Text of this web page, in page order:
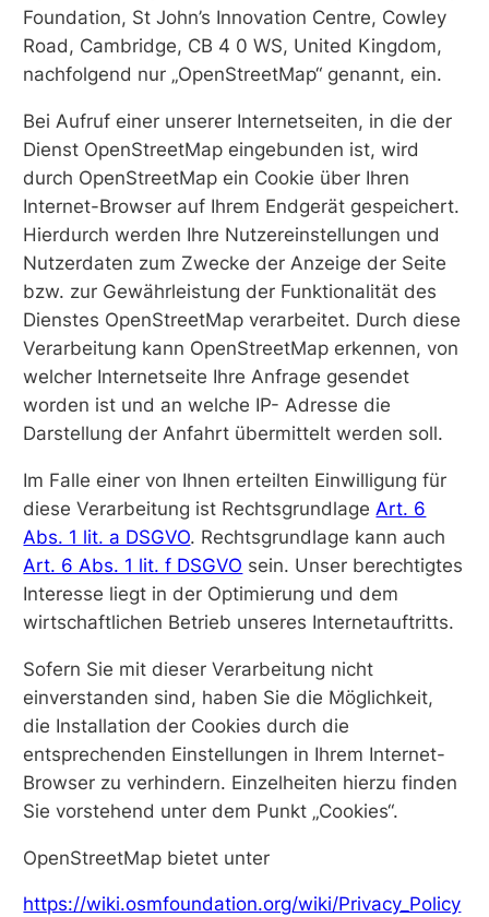
Foundation, St John’s Innovation Centre, Cowley
Road, Cambridge, CB 4 0 WS, United Kingdom,
nachfolgend nur „OpenStreetMap“ genannt, ein.
Bei Aufruf einer unserer Internetseiten, in die der
Dienst OpenStreetMap eingebunden ist, wird
durch OpenStreetMap ein Cookie über Ihren
Internet-Browser auf Ihrem Endgerät gespeichert.
Hierdurch werden Ihre Nutzereinstellungen und
Nutzerdaten zum Zwecke der Anzeige der Seite
bzw. zur Gewährleistung der Funktionalität des
Dienstes OpenStreetMap verarbeitet. Durch diese
Verarbeitung kann OpenStreetMap erkennen, von
welcher Internetseite Ihre Anfrage gesendet
worden ist und an welche IP- Adresse die
Darstellung der Anfahrt übermittelt werden soll.
Im Falle einer von Ihnen erteilten Einwilligung für
diese Verarbeitung ist RechtsgrundlageArt. 6
Abs. 1 lit. a DSGVO. Rechtsgrundlage kann auch
Art. 6 Abs. 1 lit. f DSGVO sein. Unser berechtigtes
Interesse liegt in der Optimierung und dem
wirtschaftlichen Betrieb unseres Internetauftritts.
Sofern Sie mit dieser Verarbeitung nicht
einverstanden sind, haben Sie die Möglichkeit,
die Installation der Cookies durch die
entsprechenden Einstellungen in Ihrem Internet-
Browser zu verhindern. Einzelheiten hierzu finden
Sie vorstehend unter dem Punkt „Cookies“.
OpenStreetMap bietet unter
https://wiki.osmfoundation.org/wiki/Privacy_Policy